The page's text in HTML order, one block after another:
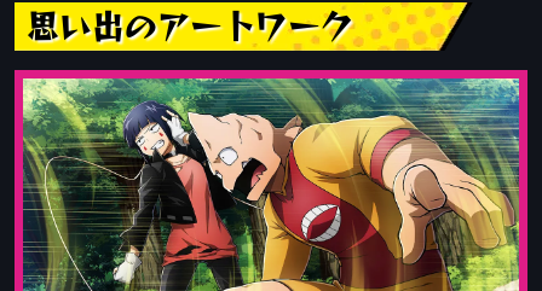
思い出のアートワーク